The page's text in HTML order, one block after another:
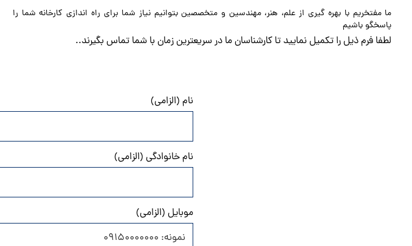
ما مفتخریم با بهره گیری از علم، هنر، مهندسین و متخصصین بتوانیم نیاز شما برای راه اندازی کارخانه شما را
پاسخگو باشیم
لطفا فرم ذیل را تکمیل نمایید تا کارشناسان ما در سریعترین زمان با شما تماس بگیرند..
نام (الزامی)
نام خانوادگی (الزامی)
موبایل (الزامی)